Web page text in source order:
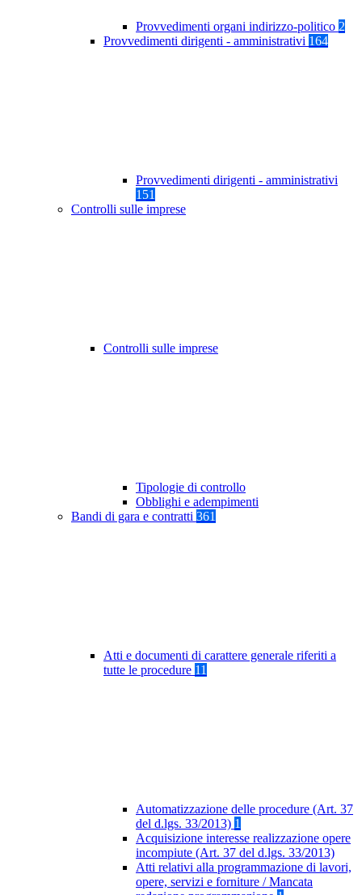
Provvedimenti organi indirizzo-politico 2
Provvedimenti dirigenti - amministrativi 164
Provvedimenti dirigenti - amministrativi
151
Controlli sulle imprese
Controlli sulle imprese
Tipologie di controllo
Obblighi e adempimenti
Bandi di gara e contratti 361
Atti e documenti di carattere generale riferiti a
tutte le procedure 11
Automatizzazione delle procedure (Art. 37
del d.lgs. 33/2013) 1
Acquisizione interesse realizzazione opere
incompiute (Art. 37 del d.lgs. 33/2013)
Atti relativi alla programmazione di lavori,
opere, servizi e forniture / Mancata